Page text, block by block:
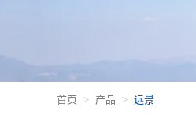
首页 产品 远景